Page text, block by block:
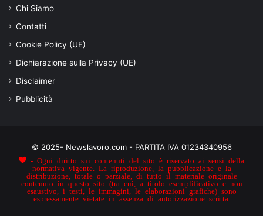
Chi Siamo
Contatti
Cookie Policy (UE)
Dichiarazione sulla Privacy (UE)
Disclaimer
Pubblicità
© 2025- Newslavoro.com - PARTITA IVA 01234340956
- Ogni diritto sui contenuti del sito è riservato ai sensi della
normativa vigente. La riproduzione, la pubblicazione e la
distribuzione, totale o parziale, di tutto il materiale originale
contenuto in questo sito (tra cui, a titolo esemplificativo e non
esaustivo, i testi, le immagini, le elaborazioni grafiche) sono
espressamente vietate in assenza di autorizzazione scritta.